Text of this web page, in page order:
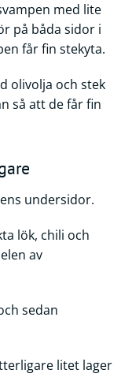
med lite
på båda sidor i
får fin stekyta.
olivolja och stek
så att de får fin
undersidor.
lök, chili och
av
sedan
litet lager